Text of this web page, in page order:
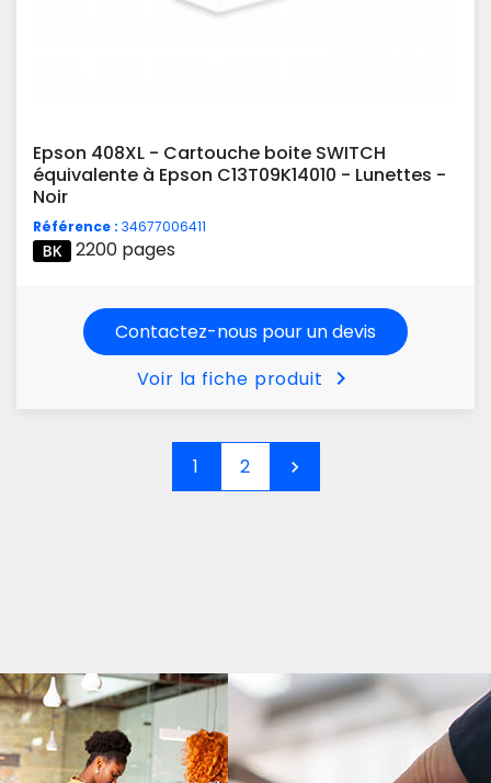
Epson 408XL - Cartouche boite SWITCH
équivalente à Epson C13T09K14010 - Lunettes -
Noir
Référence : 34677006411
2200 pages
Contactez-nous pour un devis
Voir la fiche produit
chevron_right
1 2 chevron_right